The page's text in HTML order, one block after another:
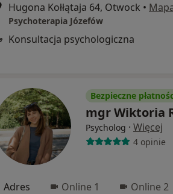
Hugona Kołłątaja 64, Otwock •
Psychoterapia Józefów
Konsultacja psychologiczna
Bezpieczne
mgr Wiktoria
Psycholog · Więcej
4 opinie
Adres Online 1 Online 2